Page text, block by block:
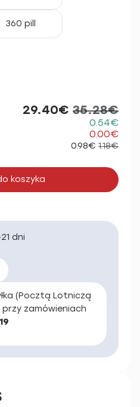
360 pill
29.40€ 35.28€
0.54€
0.00€
0.98€ 1.18€
koszyka
dni
(Pocztą Lotniczą
zamówieniach